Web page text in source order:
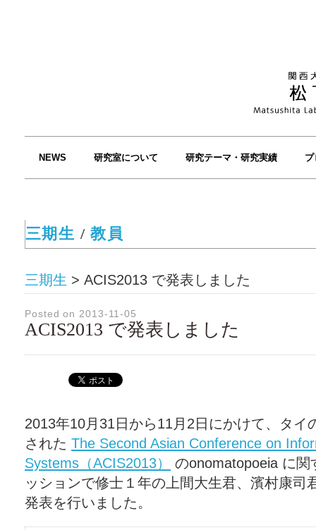
NEWS 研究室について 研究テーマ・研究実績
三期生 /教員
三期生 > ACIS2013 で発表しました
Posted on 2013-11-05
ACIS2013 で発表しました
2013年10月31日から11月2日にかけて、タイ
された The Second Asian Conference on
Systems（ACIS2013）
のonomatopoeia に
ッションで修士１年の上間大生君、濱村康司
発表を行いました。